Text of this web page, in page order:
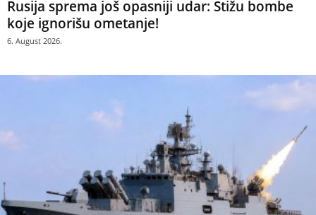
Rusija sprema još opasniji udar: Stižu bombe
koje ignorišu ometanje!
6. August 2026.